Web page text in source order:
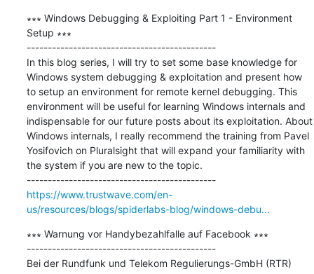
∗∗∗ Windows Debugging & Exploiting Part 1 - Environment
Setup ∗∗∗
---------------------------------------------
In this blog series, I will try to set some base knowledge for
Windows system debugging & exploitation and present how
to setup an environment for remote kernel debugging. This
environment will be useful for learning Windows internals and
indispensable for our future posts about its exploitation. About
Windows internals, I really recommend the training from Pavel
Yosifovich on Pluralsight that will expand your familiarity with
the system if you are new to the topic.
---------------------------------------------
https://www.trustwave.com/en-
us/resources/blogs/spiderlabs-blog/windows-debu...
∗∗∗ Warnung vor Handybezahlfalle auf Facebook ∗∗∗
---------------------------------------------
Bei der Rundfunk und Telekom Regulierungs-GmbH (RTR)